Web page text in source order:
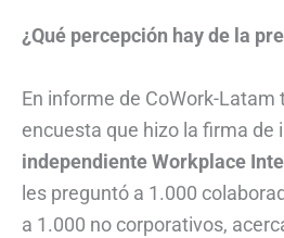
¿Qué percepción hay de la
En informe de CoWork-Latam
encuesta que hizo la firma de
independiente Workplace
les preguntó a 1.000
a 1.000 no corporativos,